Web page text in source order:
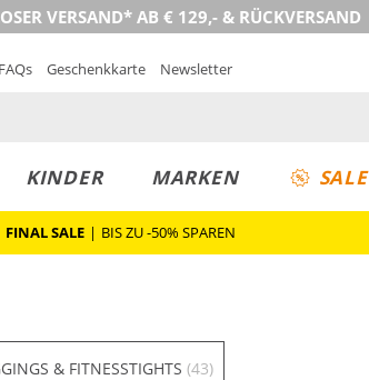
VERSAND* AB € 129,- & RÜCKVERSAND
Geschenkkarte Newsletter
KINDER MARKEN SALE
FINAL SALE | BIS ZU -50% SPAREN
& FITNESSTIGHTS (43)